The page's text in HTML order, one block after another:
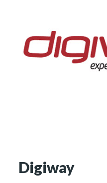
Digiway